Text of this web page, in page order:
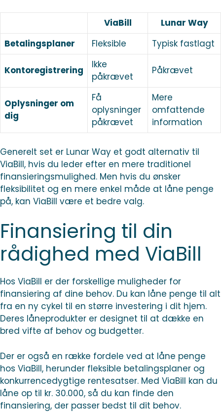
ViaBill
Lunar Way
Betalingsplaner
Fleksible Typisk fastlagt
Kontoregistrering
Ikke
påkrævet
Påkrævet
Oplysninger om
dig
Få
oplysninger
påkrævet
Mere
omfattende
information
Generelt set er Lunar Way et godt alternativ til
ViaBill, hvis du leder efter en mere traditionel
finansieringsmulighed. Men hvis du ønsker
fleksibilitet og en mere enkel måde at låne penge
på, kan ViaBill være et bedre valg.
Finansiering til din
rådighed med ViaBill
Hos ViaBill er der forskellige muligheder for
finansiering af dine behov. Du kan låne penge til alt
fra en ny cykel til en større investering i dit hjem.
Deres låneprodukter er designet til at dække en
bred vifte af behov og budgetter.
Der er også en række fordele ved at låne penge
hos ViaBill, herunder fleksible betalingsplaner og
konkurrencedygtige rentesatser. Med ViaBill kan du
låne op til kr. 30.000, så du kan finde den
finansiering, der passer bedst til dit behov.